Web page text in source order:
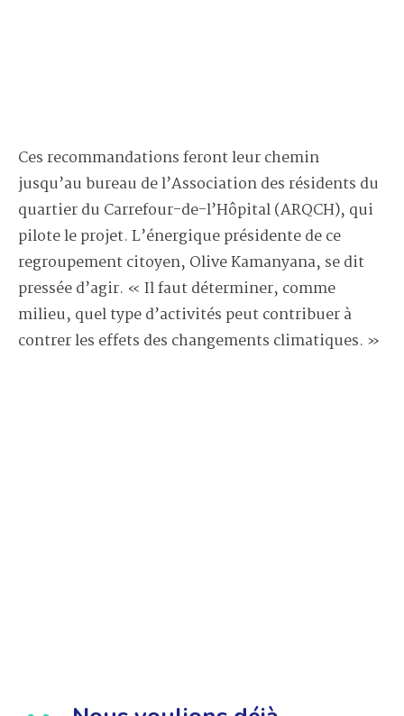
Ces recommandations feront leur chemin
jusqu’au bureau de l’Association des résidents du
quartier du Carrefour-de-l’Hôpital (ARQCH), qui
pilote le projet. L’énergique présidente de ce
regroupement citoyen, Olive Kamanyana, se dit
pressée d’agir. « Il faut déterminer, comme
milieu, quel type d’activités peut contribuer à
contrer les effets des changements climatiques. »